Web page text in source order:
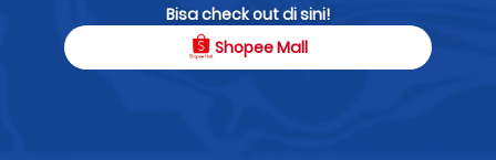
Bisa check out di sini!
Shopee Mall